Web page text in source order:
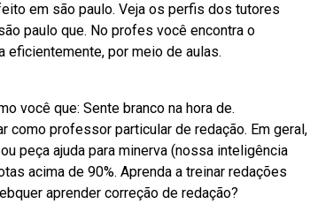
em são paulo. Veja os perfis dos tutores
paulo que. No profes você encontra o
por meio de aulas.
você que: Sente branco na hora de.
como professor particular de redação. Em geral,
peça ajuda para minerva (nossa inteligência
acima de 90%. Aprenda a treinar redações
aprender correção de redação?